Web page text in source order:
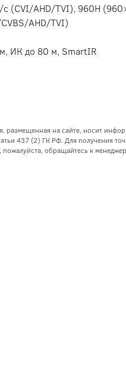
(CVI/AHD/TVI), 960H
AHD/TVI)
м, ИК до 80 м, SmartIR
на сайте, носит
437 (2) ГК РФ. Для получения
пожалуйста, обращайтесь к